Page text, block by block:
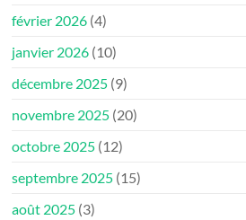
février 2026 (4)
janvier 2026 (10)
décembre 2025 (9)
novembre 2025 (20)
octobre 2025 (12)
septembre 2025 (15)
août 2025 (3)